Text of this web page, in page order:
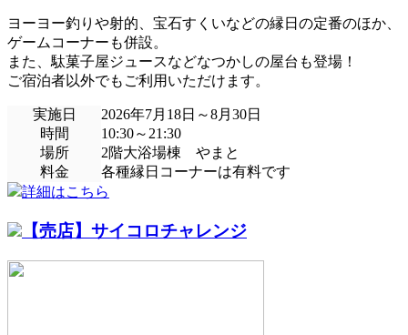
ヨーヨー釣りや射的、宝石すくいなどの縁日の定番のほか、
ゲームコーナーも併設。
また、駄菓子屋ジュースなどなつかしの屋台も登場！
ご宿泊者以外でもご利用いただけます。
実施日
2026年7月18日～8月30日
時間
10:30～21:30
場所
2階大浴場棟 やまと
料金
各種縁日コーナーは有料です
詳細はこちら
【売店】サイコロチャレンジ